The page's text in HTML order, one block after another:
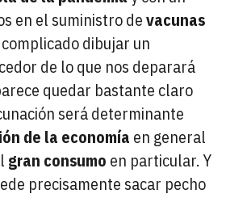
en el suministro devacunas
dibujar un
de lo que nos deparará
quedar bastante claro
será determinante
de la economía en general
gran consumo en particular. Y
precisamente sacar pecho